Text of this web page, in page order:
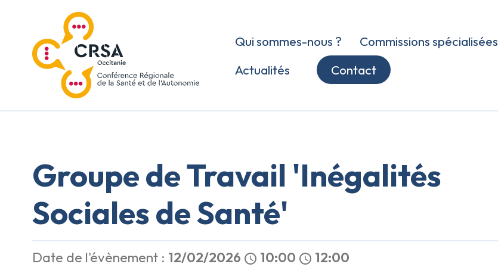
Qui sommes-nous ? Commissions spécialisées
Actualités
Contact
Groupe de Travail 'Inégalités
Sociales de Santé'
Date de l'évènement : 12/02/2026 schedule 10:00 schedule 12:00